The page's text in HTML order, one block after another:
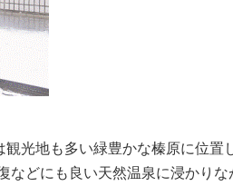
光地も多い緑豊かな榛原に位置
などにも良い天然温泉に浸かり